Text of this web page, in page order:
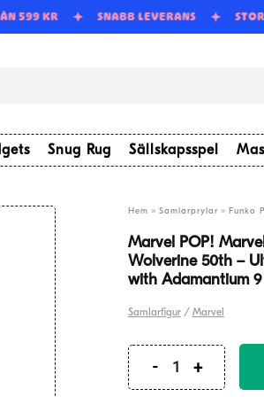
599 KR SNABB LEVERANS
Snug Rug Sällskapsspel
Hem » Samlarprylar » Funko
Marvel POP!
Wolverine 50th –
with Adamantium 9
Samlarfigur/ Marvel
Marvel